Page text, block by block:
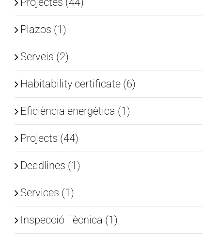
Plazos (1)
Serveis (2)
Habitability certificate (6)
Eficiència energètica (1)
Projects (44)
Deadlines (1)
Services (1)
Inspecció Tècnica (1)